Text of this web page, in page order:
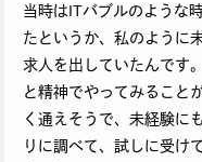
当時はITバブルのような
たというか、私のように
求人を出していたんです
と精神でやってみること
く通えそうで、未経験に
りに調べて、試しに受け